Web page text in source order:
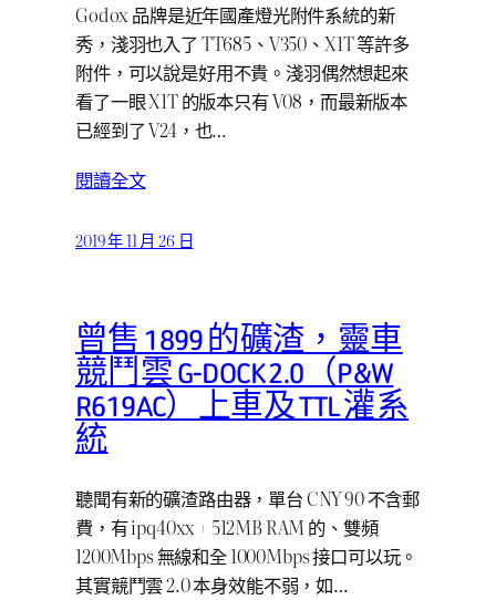
Godox 品牌是近年國產燈光附件系統的新
秀，淺羽也入了 TT685、V350、X1T 等許多
附件，可以說是好用不貴。淺羽偶然想起來
看了一眼 X1T 的版本只有 V08，而最新版本
已經到了 V24，也…
閱讀全文
2019 年 11 月 26 日
曾售 1899 的礦渣，靈車
競鬥雲 G-DOCK 2.0（P&W
R619AC）上車及 TTL 灌系
統
聽聞有新的礦渣路由器，單台 CNY 90 不含郵
費，有 ipq40xx + 512MB RAM 的、雙頻
1200Mbps 無線和全 1000Mbps 接口可以玩。
其實競鬥雲 2.0 本身效能不弱，如…